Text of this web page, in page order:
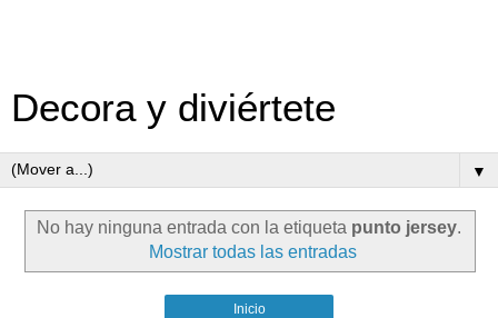
Decora y diviértete
▼
No hay ninguna entrada con la etiqueta punto jersey.
Mostrar todas las entradas
Inicio